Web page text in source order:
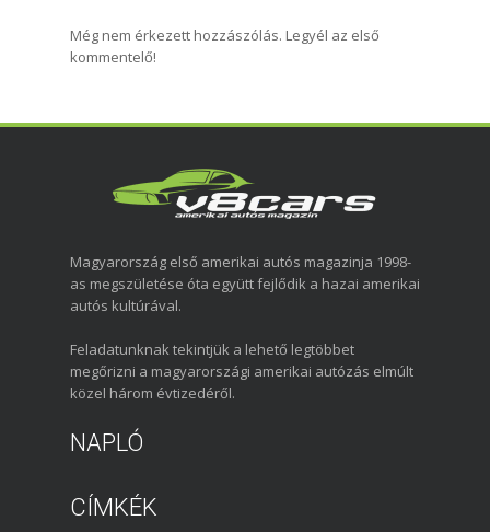
Még nem érkezett hozzászólás. Legyél az első
kommentelő!
Magyarország első amerikai autós magazinja 1998-
as megszületése óta együtt fejlődik a hazai amerikai
autós kultúrával.
Feladatunknak tekintjük a lehető legtöbbet
megőrizni a magyarországi amerikai autózás elmúlt
közel három évtizedéről.
NAPLÓ
CÍMKÉK